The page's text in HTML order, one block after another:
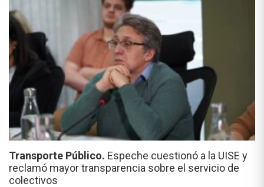
Transporte Público. Espeche cuestionó a la UISE y
reclamó mayor transparencia sobre el servicio de
colectivos